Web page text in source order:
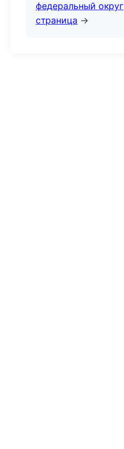
федеральный округ
страница →